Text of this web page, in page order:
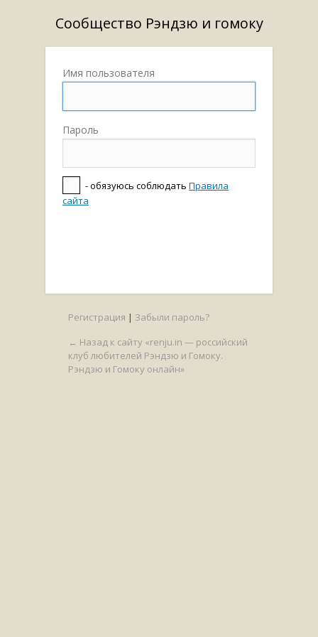
Сообщество Рэндзю и гомоку
Имя пользователя
Пароль
- обязуюсь соблюдать Правила
сайта
Регистрация | Забыли пароль?
← Назад к сайту «renju.in — российский
клуб любителей Рэндзю и Гомоку.
Рэндзю и Гомоку онлайн»